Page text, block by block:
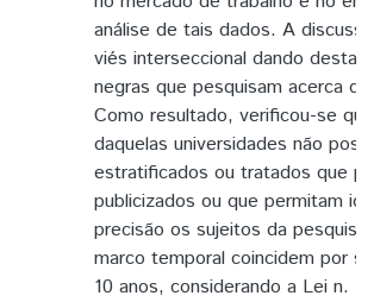
análise de tais dados. A
viés interseccional dando
negras que pesquisam acerca
Como resultado, verificou-se
daquelas universidades não
estratificados ou tratados que
publicizados ou que permitam
precisão os sujeitos da
marco temporal coincidem por
10 anos, considerando a Lei n.